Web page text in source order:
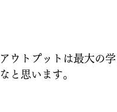
アウトプットは最大の
なと思います。